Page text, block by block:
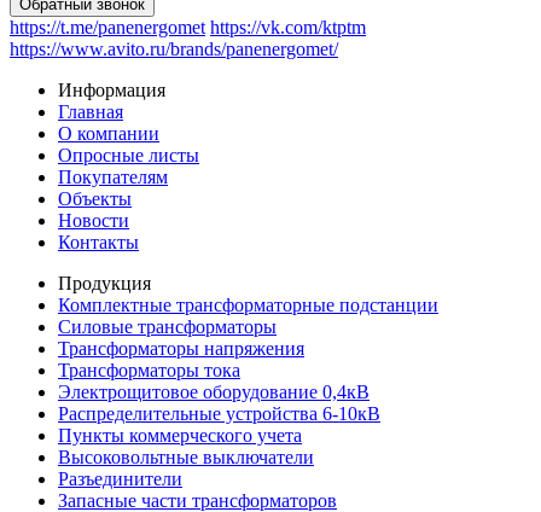
https://t.me/panenergomet https://vk.com/ktptm
https://www.avito.ru/brands/panenergomet/
Информация
Главная
О компании
Опросные листы
Покупателям
Объекты
Новости
Контакты
Продукция
Комплектные трансформаторные подстанции
Силовые трансформаторы
Трансформаторы напряжения
Трансформаторы тока
Электрощитовое оборудование 0,4кВ
Распределительные устройства 6-10кВ
Пункты коммерческого учета
Высоковольтные выключатели
Разъединители
Запасные части трансформаторов